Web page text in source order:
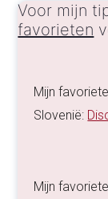
Voor mijn
favorieten
Mijn
Slovenië:
Mijn